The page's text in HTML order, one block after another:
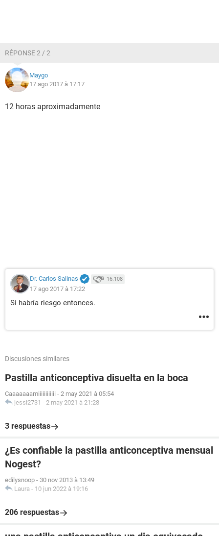
RÉPONSE 2 / 2
Maygo
17 ago 2017 à 17:17
12 horas aproximadamente
Dr. Carlos Salinas 16.108
17 ago 2017 à 17:22
Si habría riesgo entonces.
Discusiones similares
Pastilla anticonceptiva disuelta en la boca
Caaaaaaamiiiiiiiiiiii - 2 may 2021 à 05:54
jessi2731 - 2 may 2021 à 21:28
3 respuestas
¿Es confiable la pastilla anticonceptiva mensual
Nogest?
edilysnoop - 30 nov 2013 à 13:49
Laura - 10 jun 2022 à 19:16
206 respuestas